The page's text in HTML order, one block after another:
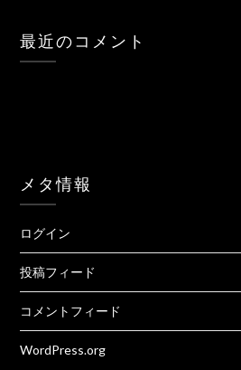
最近のコメント
メタ情報
ログイン
投稿フィード
コメントフィード
WordPress.org